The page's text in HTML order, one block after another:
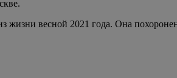
весной 2021 года. Она